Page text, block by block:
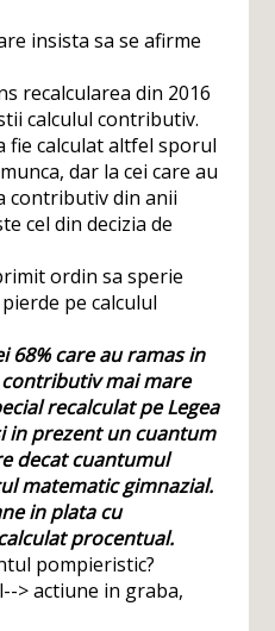
insista sa se afirme
recalcularea din 2016
calculul contributiv.
fie calculat altfel sporul
dar la cei care au
contributiv din anii
cel din decizia de
ordin sa sperie
pe calculul
68% care au ramas in
mai mare
recalculat pe Legea
in prezent un cuantum
decat cuantumul
matematic gimnazial.
in plata cu
procentual.
pompieristic?
> actiune in graba,